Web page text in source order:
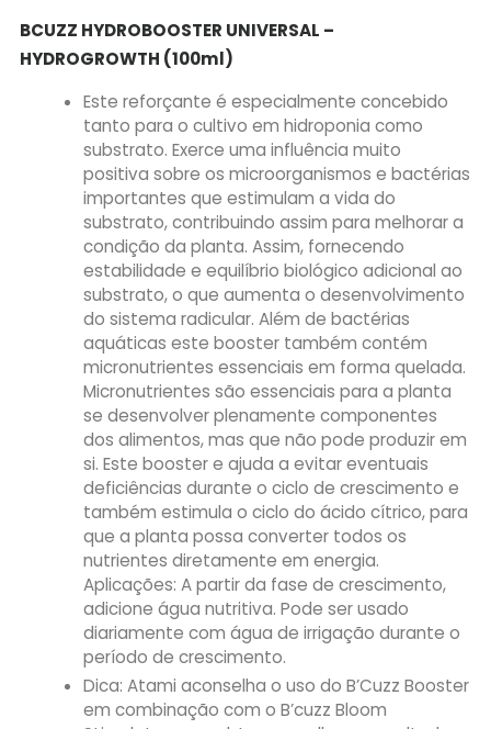
BCUZZ HYDROBOOSTER UNIVERSAL –
HYDROGROWTH (100ml)
Este reforçante é especialmente concebido
tanto para o cultivo em hidroponia como
substrato. Exerce uma influência muito
positiva sobre os microorganismos e bactérias
importantes que estimulam a vida do
substrato, contribuindo assim para melhorar a
condição da planta. Assim, fornecendo
estabilidade e equilíbrio biológico adicional ao
substrato, o que aumenta o desenvolvimento
do sistema radicular. Além de bactérias
aquáticas este booster também contém
micronutrientes essenciais em forma quelada.
Micronutrientes são essenciais para a planta
se desenvolver plenamente componentes
dos alimentos, mas que não pode produzir em
si. Este booster e ajuda a evitar eventuais
deficiências durante o ciclo de crescimento e
também estimula o ciclo do ácido cítrico, para
que a planta possa converter todos os
nutrientes diretamente em energia.
Aplicações: A partir da fase de crescimento,
adicione água nutritiva. Pode ser usado
diariamente com água de irrigação durante o
período de crescimento.
Dica: Atami aconselha o uso do B’Cuzz Booster
em combinação com o B’cuzz Bloom